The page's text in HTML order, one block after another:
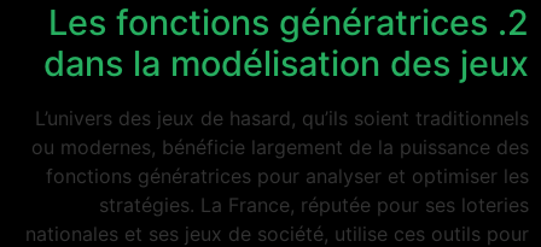
2. Les fonctions génératrices
dans la modélisation des jeux
L’univers des jeux de hasard, qu’ils soient traditionnels
ou modernes, bénéficie largement de la puissance des
fonctions génératrices pour analyser et optimiser les
stratégies. La France, réputée pour ses loteries
nationales et ses jeux de société, utilise ces outils pour